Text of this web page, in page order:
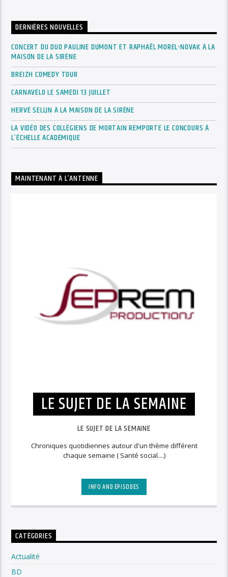
DERNIÈRES NOUVELLES
CONCERT DU DUO PAULINE DUMONT ET RAPHAËL MOREL-NOVAK À LA
MAISON DE LA SIRÈNE
BREIZH COMEDY TOUR
CARNAVÉLO LE SAMEDI 13 JUILLET
HERVÉ SELLIN À LA MAISON DE LA SIRÈNE
LA VIDÉO DES COLLÉGIENS DE MORTAIN REMPORTE LE CONCOURS À
L’ÉCHELLE ACADÉMIQUE
MAINTENANT À L’ANTENNE
LE SUJET DE LA SEMAINE
LE SUJET DE LA SEMAINE
Chroniques quotidiennes autour d'un thème différent
chaque semaine ( Santé social....)
INFO AND EPISODES
CATÉGORIES
Actualité
BD